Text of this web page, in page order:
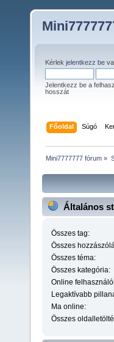
Kérlek jelentkezz be
Jelentkezz be a
hosszát
Főoldal Súgó
Mini7777777 fórum »
Általános
Összes tag:
Összes
Összes téma:
Összes kategória:
Online
Legaktívabb
Ma online:
Összes